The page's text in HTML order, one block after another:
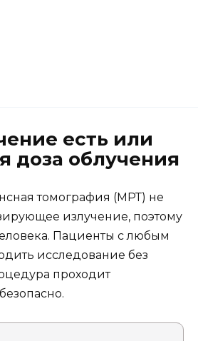
есть или
доза облучения
томография (МРТ) не
излучение, поэтому
Пациенты с любым
исследование без
проходит